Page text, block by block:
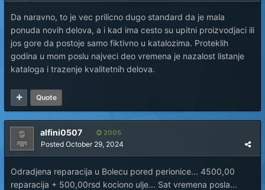
Da naravno, to je vec prilicno dugo standard da je mala
ponuda novih delova, a i kad ima cesto su upitni proizvodjaci ili
jos gore da postoje samo fiktivno u katalozima. Proteklih
godina u mom poslu najveci deo vremena je nazalost listanje
kataloga i trazenje kvalitetnih delova.
Quote
alfini0507 2005
Posted October 29, 2024
Odradjena reparacija u Bolecu pored perionice... 4500,00
reparacija + 500,00rsd kociono ulje... Sat vremena posla...